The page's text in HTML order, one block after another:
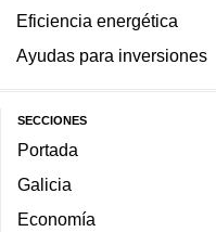
Eficiencia energética
Ayudas para inversiones
SECCIONES
Portada
Galicia
Economía